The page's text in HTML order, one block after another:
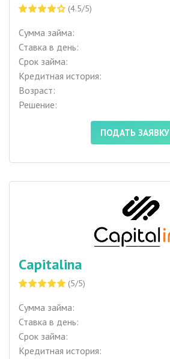
(4.5/5)
Сумма займа:
Ставка в день:
Срок займа:
Кредитная история:
Возраст:
Решение:
ПОДАТЬ ЗАЯВКУ
Capitalina
(5/5)
Сумма займа:
Ставка в день:
Срок займа:
Кредитная история: